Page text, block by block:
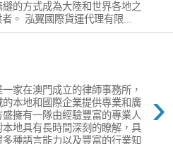
的方式成為大陸和世界各地之
。 泓翼國際貨運代理有限...
›
家在澳門成立的律師事務所，
本地和國際企業提供專業和廣
擁有一隊由經驗豐富的專業人
地具有長時間深刻的瞭解，具
種語言能力以及豐富的行業知